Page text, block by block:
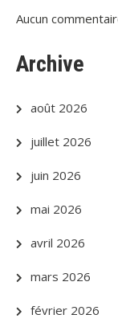
Aucun
Archive
août 2026
juillet 2026
juin 2026
mai 2026
avril 2026
mars 2026
février 2026